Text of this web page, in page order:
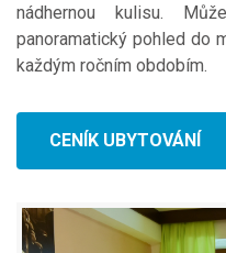
nádhernou kulisu.
panoramatický pohled do
každým ročním obdobím.
CENÍK UBYTOVÁNÍ